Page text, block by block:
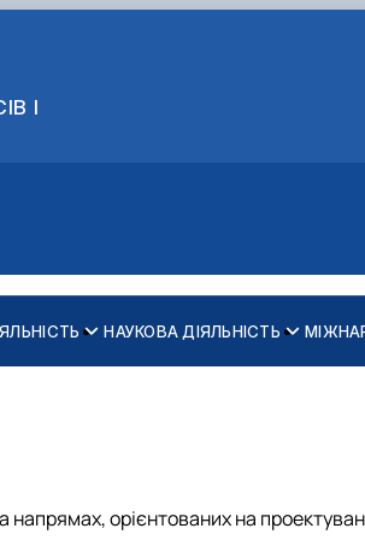
І
НАУКОВА ДІЯЛЬНІСТЬ
Обговорення ОНП
орієнтованих на